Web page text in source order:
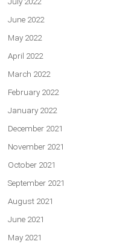
June 2022
May 2022
April 2022
March 2022
February 2022
January 2022
December 2021
November 2021
October 2021
September 2021
August 2021
June 2021
May 2021